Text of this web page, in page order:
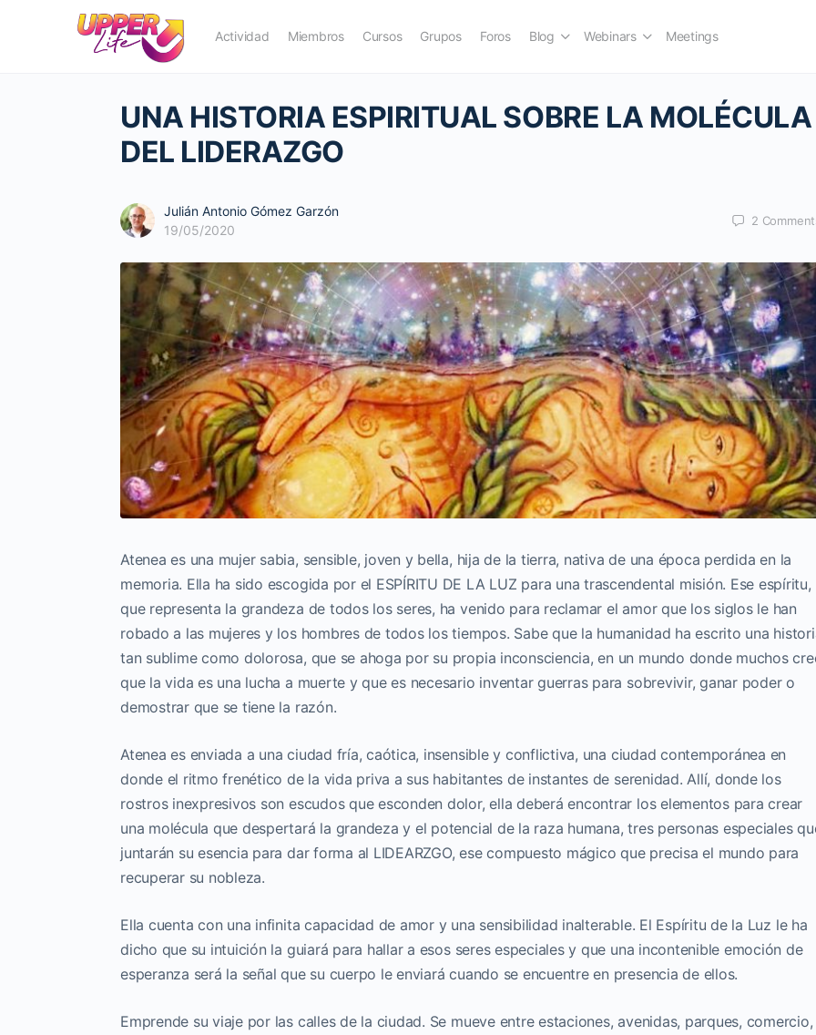
Actividad Miembros Cursos Grupos Foros Blog Webinars Meetings
UNA HISTORIA ESPIRITUAL SOBRE LA MOLÉCULA
DEL LIDERAZGO
Julián Antonio Gómez Garzón
19/05/2020
2
Atenea es una mujer sabia, sensible, joven y bella, hija de la tierra, nativa de una época perdida en la
memoria. Ella ha sido escogida por el ESPÍRITU DE LA LUZ para una trascendental misión. Ese espíritu,
que representa la grandeza de todos los seres, ha venido para reclamar el amor que los siglos le han
robado a las mujeres y los hombres de todos los tiempos. Sabe que la humanidad ha escrito una
tan sublime como dolorosa, que se ahoga por su propia inconsciencia, en un mundo donde muchos
que la vida es una lucha a muerte y que es necesario inventar guerras para sobrevivir, ganar poder o
demostrar que se tiene la razón.
Atenea es enviada a una ciudad fría, caótica, insensible y conflictiva, una ciudad contemporánea en
donde el ritmo frenético de la vida priva a sus habitantes de instantes de serenidad. Allí, donde los
rostros inexpresivos son escudos que esconden dolor, ella deberá encontrar los elementos para crear
una molécula que despertará la grandeza y el potencial de la raza humana, tres personas especiales
juntarán su esencia para dar forma al LIDEARZGO, ese compuesto mágico que precisa el mundo para
recuperar su nobleza.
Ella cuenta con una infinita capacidad de amor y una sensibilidad inalterable. El Espíritu de la Luz le ha
dicho que su intuición la guiará para hallar a esos seres especiales y que una incontenible emoción de
esperanza será la señal que su cuerpo le enviará cuando se encuentre en presencia de ellos.
Emprende su viaje por las calles de la ciudad. Se mueve entre estaciones, avenidas, parques, comercio,